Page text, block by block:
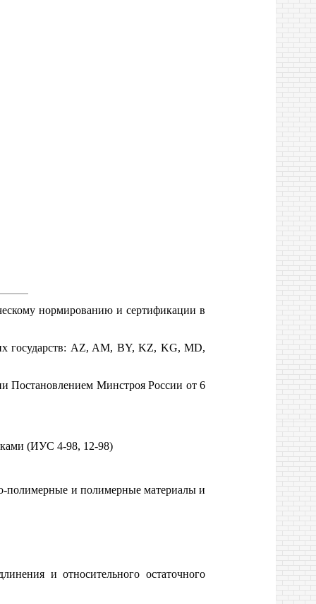
нормированию и сертификации в
государств: AZ, AM, BY, KZ, KG, MD,
Постановлением Минстроя России от 6
(ИУС 4-98, 12-98)
полимерные и полимерные материалы и
и относительного остаточного